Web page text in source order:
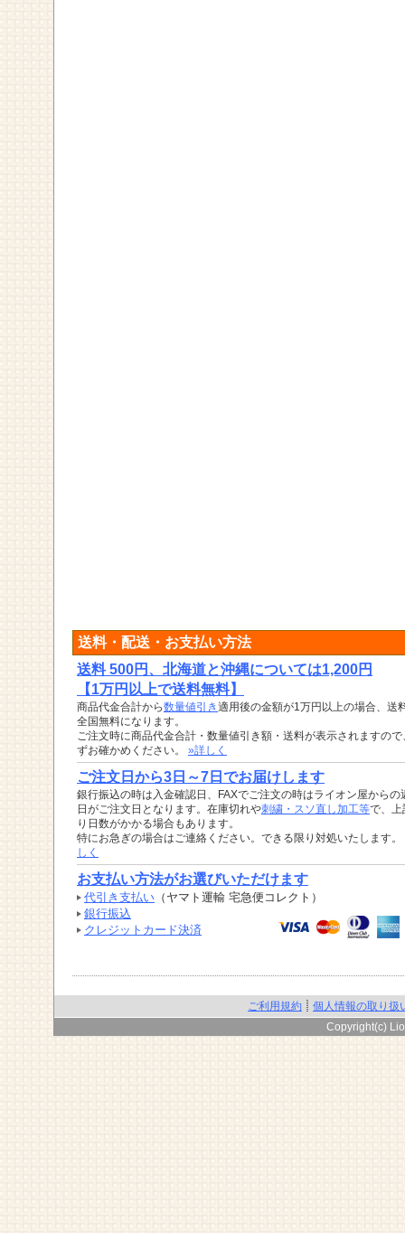
送料・配送・お支払い方法
送料 500円、北海道と沖縄については1,200円
【1万円以上で送料無料】
商品代金合計から数量値引き適用後の金額が1万円以上の場合、送
全国無料になります。
ご注文時に商品代金合計・数量値引き額・送料が表示されますので
ずお確かめください。 »詳しく
ご注文日から3日～7日でお届けします
銀行振込の時は入金確認日、FAXでご注文の時はライオン屋からの
日がご注文日となります。在庫切れや刺繍・スソ直し加工等で、上
り日数がかかる場合もあります。
特にお急ぎの場合はご連絡ください。できる限り対処いたします。
しく
お支払い方法がお選びいただけます
代引き支払い （ヤマト運輸 宅急便コレクト）
銀行振込
クレジットカード決済
ご利用規約
個人情報の取り扱
Copyright(c)